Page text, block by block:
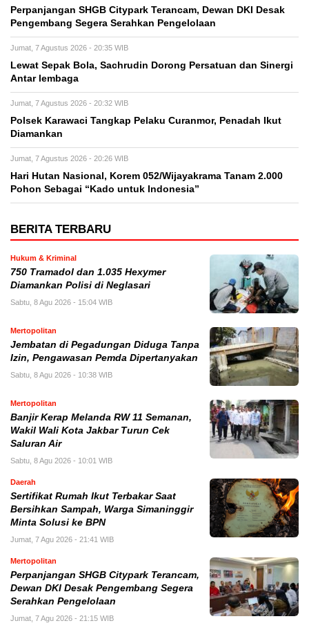
Perpanjangan SHGB Citypark Terancam, Dewan DKI Desak
Pengembang Segera Serahkan Pengelolaan
Jumat, 7 Agustus 2026 - 20:35 WIB
Lewat Sepak Bola, Sachrudin Dorong Persatuan dan Sinergi
Antar lembaga
Jumat, 7 Agustus 2026 - 20:32 WIB
Polsek Karawaci Tangkap Pelaku Curanmor, Penadah Ikut
Diamankan
Jumat, 7 Agustus 2026 - 20:26 WIB
Hari Hutan Nasional, Korem 052/Wijayakrama Tanam 2.000
Pohon Sebagai “Kado untuk Indonesia”
BERITA TERBARU
Hukum & Kriminal
750 Tramadol dan 1.035 Hexymer
Diamankan Polisi di Neglasari
Sabtu, 8 Agu 2026 - 15:04 WIB
Mertopolitan
Jembatan di Pegadungan Diduga Tanpa
Izin, Pengawasan Pemda Dipertanyakan
Sabtu, 8 Agu 2026 - 10:38 WIB
Mertopolitan
Banjir Kerap Melanda RW 11 Semanan,
Wakil Wali Kota Jakbar Turun Cek
Saluran Air
Sabtu, 8 Agu 2026 - 10:01 WIB
Daerah
Sertifikat Rumah Ikut Terbakar Saat
Bersihkan Sampah, Warga Simaninggir
Minta Solusi ke BPN
Jumat, 7 Agu 2026 - 21:41 WIB
Mertopolitan
Perpanjangan SHGB Citypark Terancam,
Dewan DKI Desak Pengembang Segera
Serahkan Pengelolaan
Jumat, 7 Agu 2026 - 21:15 WIB